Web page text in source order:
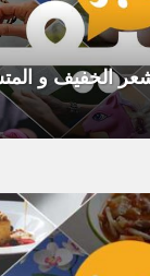
الخفيف و